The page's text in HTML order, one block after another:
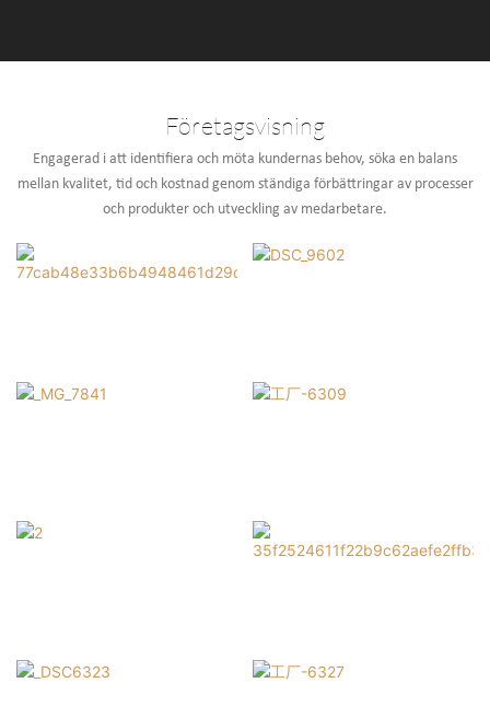
Företagsvisning
Engagerad i att identifiera och möta kundernas behov, söka en balans
mellan kvalitet, tid och kostnad genom ständiga förbättringar av processer
och produkter och utveckling av medarbetare.